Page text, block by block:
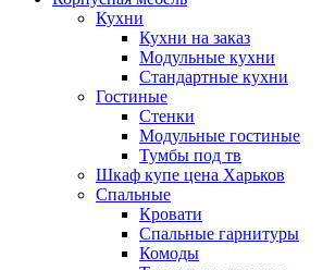
Кухни
Кухни на заказ
Модульные кухни
Стандартные кухни
Гостиные
Стенки
Модульные гостиные
Тумбы под тв
Шкаф купе цена Харьков
Спальные
Кровати
Спальные гарнитуры
Комоды